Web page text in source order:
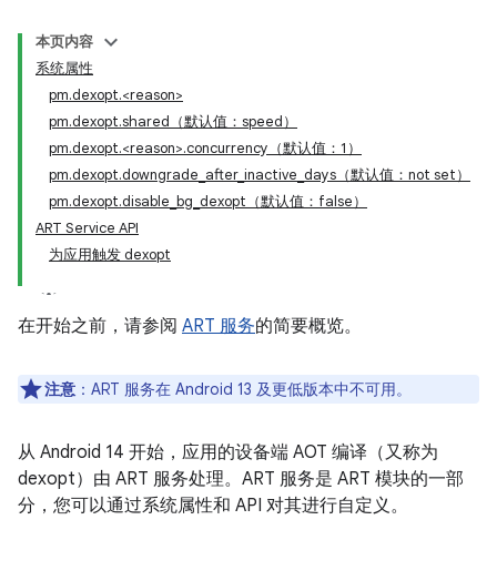
本页内容
系统属性
pm.dexopt.<reason>
pm.dexopt.shared（默认值：speed）
pm.dexopt.<reason>.concurrency（默认值：1）
pm.dexopt.downgrade_after_inactive_days（默认值：not set）
pm.dexopt.disable_bg_dexopt（默认值：false）
ART Service API
为应用触发 dexopt
在开始之前，请参阅 ART 服务的简要概览。
注意 ：ART 服务在 Android 13 及更低版本中不可用。
从 Android 14 开始，应用的设备端 AOT 编译（又称为
dexopt）由 ART 服务处理。ART 服务是 ART 模块的一部
分，您可以通过系统属性和 API 对其进行自定义。